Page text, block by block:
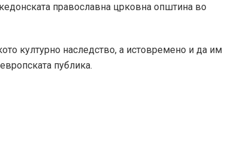
православна црковна општина во
културно наследство, а истовремено и да им
публика.